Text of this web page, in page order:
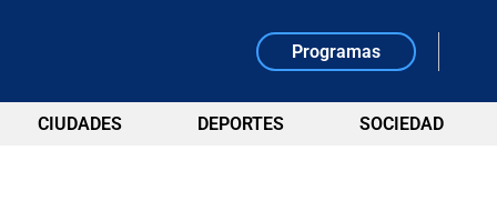
Programas
CIUDADES DEPORTES SOCIEDAD